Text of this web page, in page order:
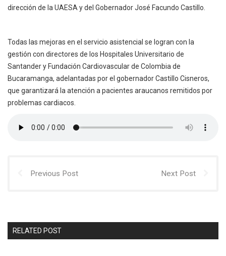
dirección de la UAESA y del Gobernador José Facundo Castillo.
Todas las mejoras en el servicio asistencial se logran con la
gestión con directores de los Hospitales Universitario de
Santander y Fundación Cardiovascular de Colombia de
Bucaramanga, adelantadas por el gobernador Castillo Cisneros,
que garantizará la atención a pacientes araucanos remitidos por
problemas cardiacos.
Previous Post Next Post
RELATED POST